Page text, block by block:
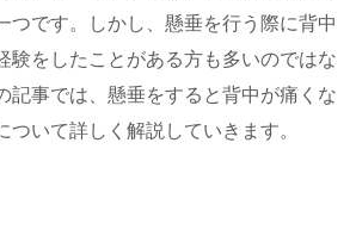
つです。しかし、懸垂を行う際に背中
験をしたことがある方も多いのではな
記事では、懸垂をすると背中が痛くな
ついて詳しく解説していきます。